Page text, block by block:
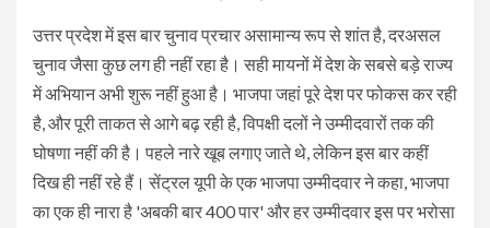
उत्तर प्रदेश में इस बार चुनाव प्रचार असामान्य रूप से शांत है, दरअसल
चुनाव जैसा कुछ लग ही नहीं रहा है। सही मायनों में देश के सबसे बड़े राज्य
में अभियान अभी शुरू नहीं हुआ है। भाजपा जहां पूरे देश पर फोकस कर रही
है, और पूरी ताकत से आगे बढ़ रही है, विपक्षी दलों ने उम्मीदवारों तक की
घोषणा नहीं की है। पहले नारे खूब लगाए जाते थे, लेकिन इस बार कहीं
दिख ही नहीं रहे हैं। सेंट्रल यूपी के एक भाजपा उम्मीदवार ने कहा, भाजपा
का एक ही नारा है 'अबकी बार 400 पार' और हर उम्मीदवार इस पर भरोसा